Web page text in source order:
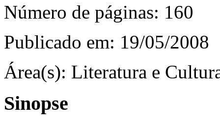
Número de páginas: 160
Publicado em: 19/05/2008
Área(s): Literatura e
Sinopse